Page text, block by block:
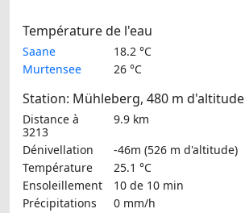
Température de l'eau
Saane
18.2 °C
Murtensee
26 °C
Station: Mühleberg, 480 m d'altitude
Distance à
3213
9.9 km
Dénivellation
-46m (526 m d'altitude)
Température
25.1 °C
Ensoleillement
10 de 10 min
Précipitations
0 mm/h